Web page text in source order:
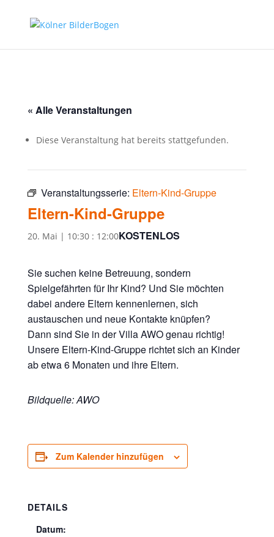
« Alle Veranstaltungen
Diese Veranstaltung hat bereits stattgefunden.
Veranstaltungsserie: Eltern-Kind-Gruppe
Eltern-Kind-Gruppe
20. Mai | 10:30: 12:00KOSTENLOS
Sie suchen keine Betreuung, sondern
Spielgefährten für Ihr Kind? Und Sie möchten
dabei andere Eltern kennenlernen, sich
austauschen und neue Kontakte knüpfen?
Dann sind Sie in der Villa AWO genau richtig!
Unsere Eltern-Kind-Gruppe richtet sich an Kinder
ab etwa 6 Monaten und ihre Eltern.
Bildquelle: AWO
Zum Kalender hinzufügen
DETAILS
Datum: